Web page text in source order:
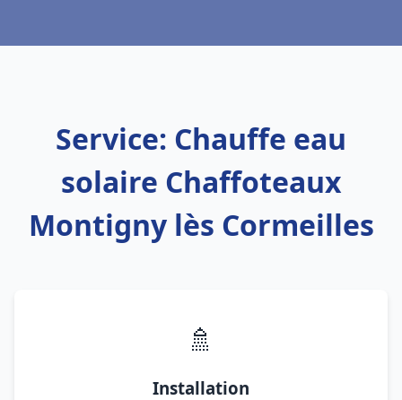
Service: Chauffe eau
solaire Chaffoteaux
Montigny lès Cormeilles
🚿
Installation